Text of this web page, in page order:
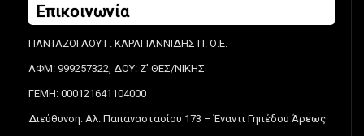
Επικοινωνία
ΠΑΝΤΑΖΟΓΛΟΥ Γ. ΚΑΡΑΓΙΑΝΝΙΔΗΣ Π. Ο.Ε.
ΑΦΜ: 999257322, ΔΟΥ: Ζ’ ΘΕΣ/ΝΙΚΗΣ
ΓΕΜΗ: 000121641104000
Διεύθυνση: Αλ. Παπαναστασίου 173 – Έναντι Γηπέδου Άρεως